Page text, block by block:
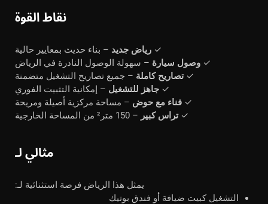
نقاط القوة
✓ رياض جديد – بناء حديث بمعايير حالية
✓ وصول سيارة – سهولة الوصول النادرة في الرياض
✓تصاريح كاملة – جميع تصاريح التشغيل متضمنة
✓ جاهز للتشغيل – إمكانية التثبيت الفوري
✓ فناء مع حوض – مساحة مركزية أصيلة ومريحة
✓تراس كبير – 150 متر² من المساحة الخارجية
مثالي لـ
يمثل هذا الرياض فرصة استثنائية لـ:
التشغيل كبيت ضيافة أو فندق بوتيك